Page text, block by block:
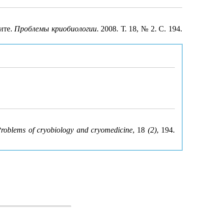
Проблемы криобиологии. 2008. Т. 18, № 2. С. 194.
of cryobiology and cryomedicine, 18 (2), 194.